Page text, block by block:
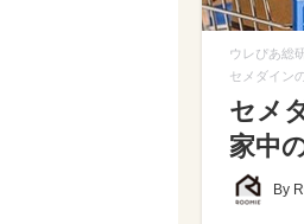
ウレぴあ総
セメダイン
セメ
家中
By